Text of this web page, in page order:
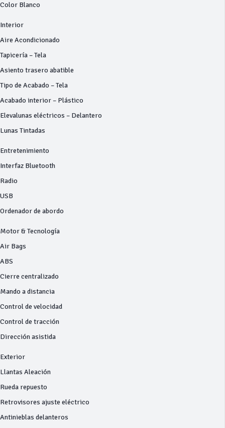
Color Blanco
Interior
Aire Acondicionado
Tapicería – Tela
Asiento trasero abatible
Tipo de Acabado – Tela
Acabado interior – Plástico
Elevalunas eléctricos – Delantero
Lunas Tintadas
Entretenimiento
Interfaz Bluetooth
Radio
USB
Ordenador de abordo
Motor & Tecnología
Air Bags
ABS
Cierre centralizado
Mando a distancia
Control de velocidad
Control de tracción
Dirección asistida
Exterior
Llantas Aleación
Rueda repuesto
Retrovisores ajuste eléctrico
Antinieblas delanteros